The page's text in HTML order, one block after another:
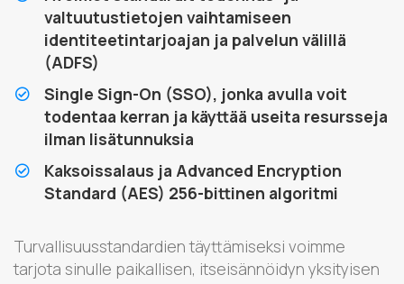
valtuutustietojen vaihtamiseen
identiteetintarjoajan ja palvelun välillä
(ADFS)
Single Sign-On (SSO), jonka avulla voit
todentaa kerran ja käyttää useita resursseja
ilman lisätunnuksia
Kaksoissalaus ja Advanced Encryption
Standard (AES) 256-bittinen algoritmi
Turvallisuusstandardien täyttämiseksi voimme
tarjota sinulle paikallisen, itseisännöidyn yksityisen